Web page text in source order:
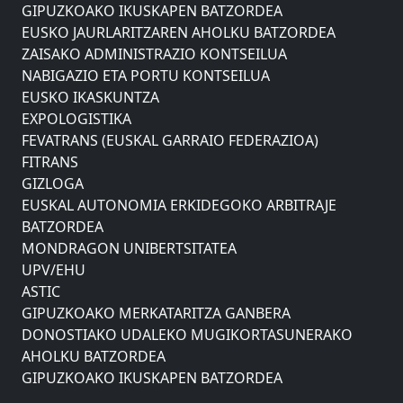
GIPUZKOAKO IKUSKAPEN BATZORDEA
EUSKO JAURLARITZAREN AHOLKU BATZORDEA
ZAISAKO ADMINISTRAZIO KONTSEILUA
NABIGAZIO ETA PORTU KONTSEILUA
EUSKO IKASKUNTZA
EXPOLOGISTIKA
FEVATRANS (EUSKAL GARRAIO FEDERAZIOA)
FITRANS
GIZLOGA
EUSKAL AUTONOMIA ERKIDEGOKO ARBITRAJE
BATZORDEA
MONDRAGON UNIBERTSITATEA
UPV/EHU
ASTIC
GIPUZKOAKO MERKATARITZA GANBERA
DONOSTIAKO UDALEKO MUGIKORTASUNERAKO
AHOLKU BATZORDEA
GIPUZKOAKO IKUSKAPEN BATZORDEA